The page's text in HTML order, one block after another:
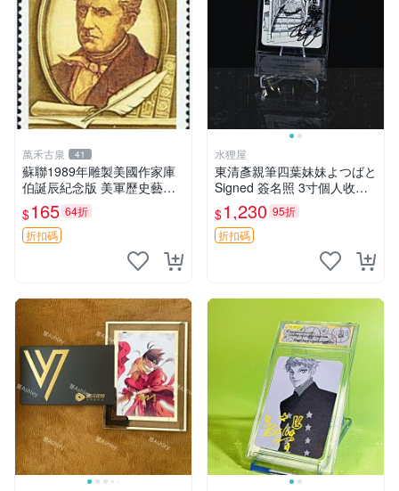
萬禾古泉 41
蘇聯1989年雕製美國作家庫
伯誕辰紀念版 美軍歷史藝術
品 耶魯出身 庫合作曲家紀念
收藏嚴選
$165 64折
折扣碼
水狸屋
東清彥親筆四葉妹妹よつばと
Signed 簽名照 3寸個人收藏
原裝卡磚附卡磚裝裱 包裝嚴
實 官方授權發貨 貨真無假 四
葉妹妹よつばと 簽名照 財団
$1,230 95折
折扣碼